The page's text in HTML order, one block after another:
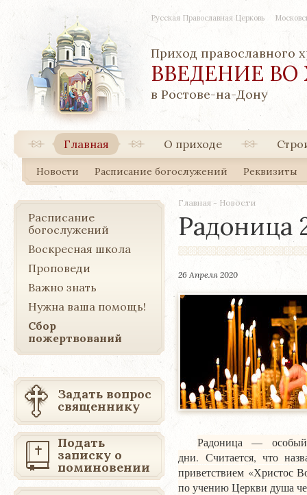
Русская Православная Церковь
Приход православного
ВВЕДЕНИЕ
в Ростове-на-Дону
Главная
Новости Расписание богослужений Реквизиты
О приходе
Главная - Новости
Радоница
26 Апреля 2020
Радоница — особый
дни. Считается, что
приветствием «Христос
по учению Церкви душа
Расписание
богослужений
Воскресная школа
Проповеди
Важно знать
Нужна ваша помощь!
Сбор
пожертвований
Задать вопрос
священнику
Подать
записку о
поминовении